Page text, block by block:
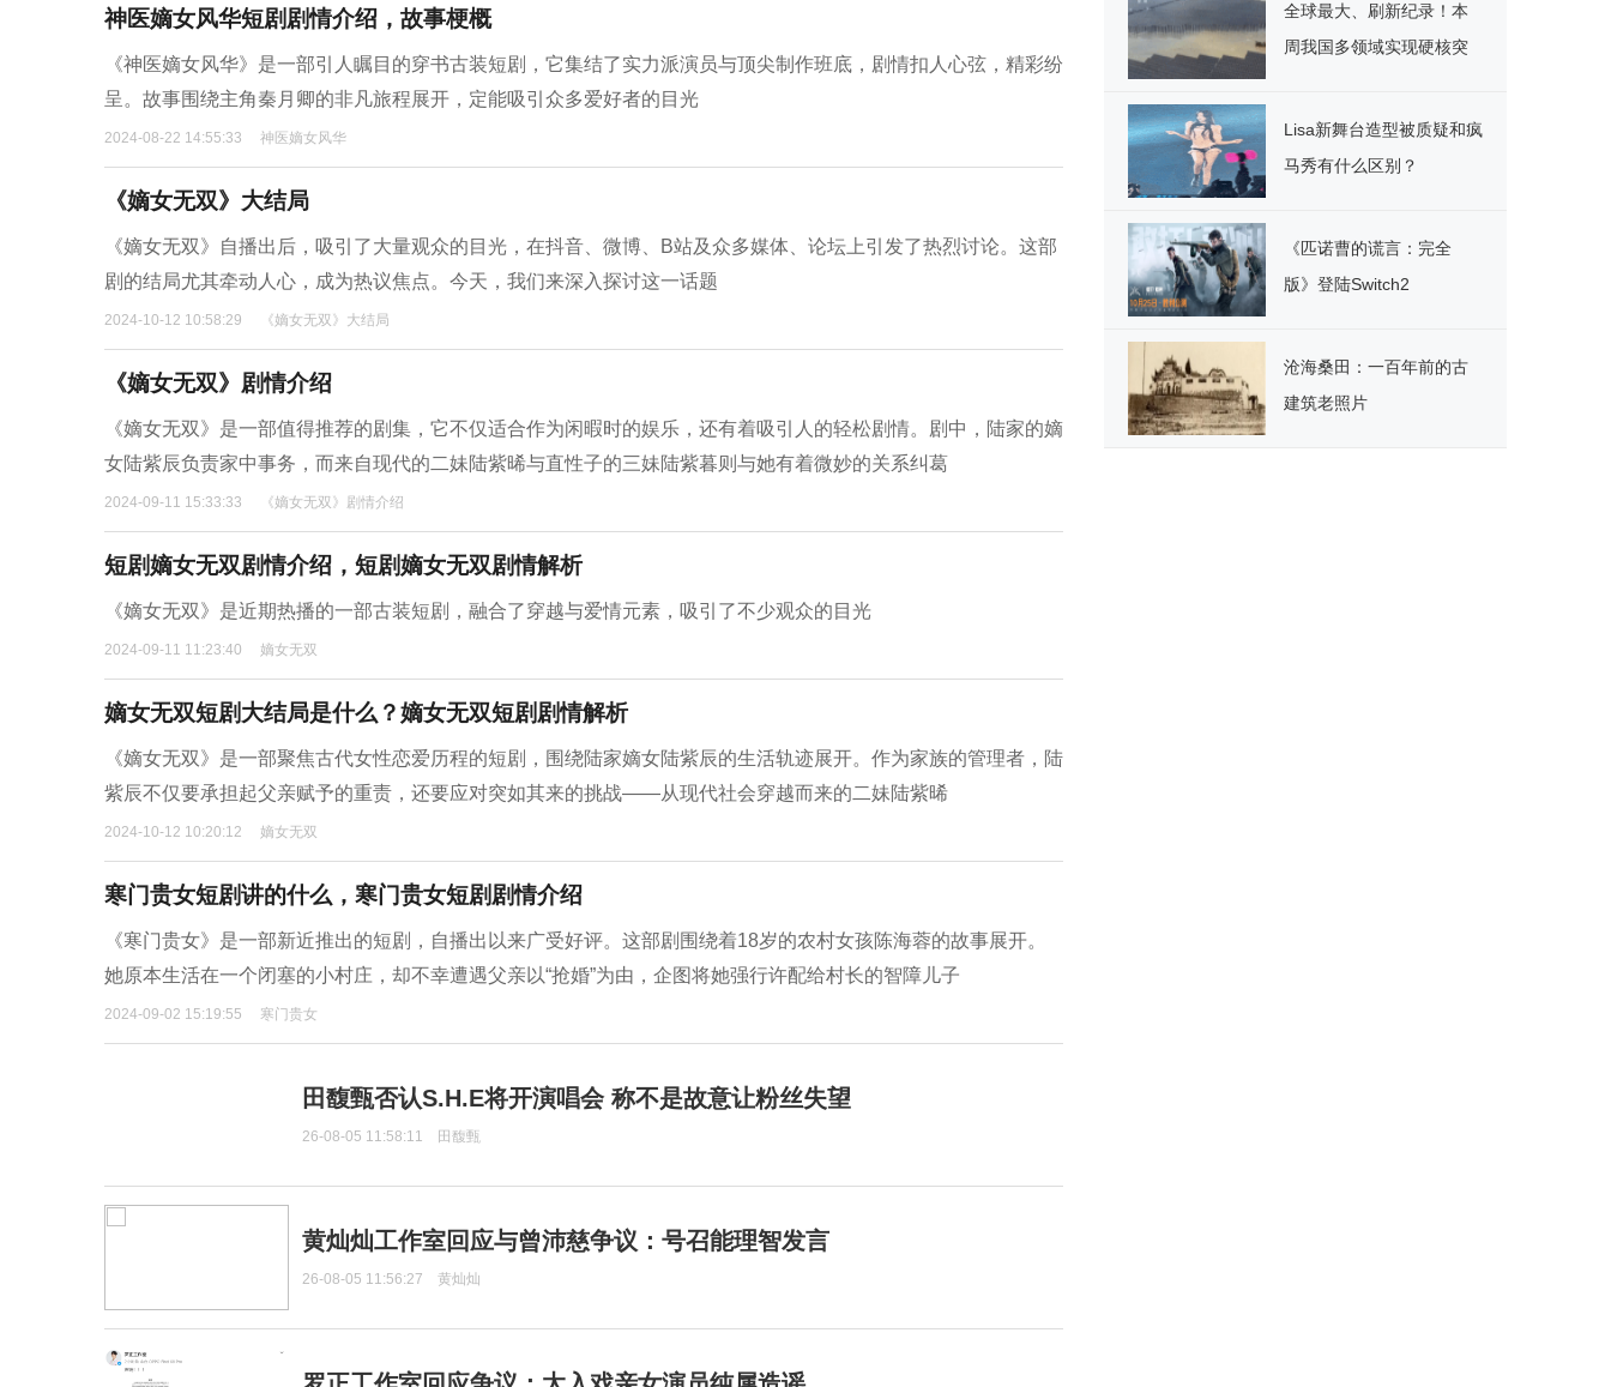
神医嫡女风华短剧剧情介绍，故事梗概
《神医嫡女风华》是一部引人瞩目的穿书古装短剧，它集结了实力派演员与顶尖制作班底，剧情扣人心弦，精彩纷
呈。故事围绕主角秦月卿的非凡旅程展开，定能吸引众多爱好者的目光
2024-08-22 14:55:33 神医嫡女风华
《嫡女无双》大结局
《嫡女无双》自播出后，吸引了大量观众的目光，在抖音、微博、B站及众多媒体、论坛上引发了热烈讨论。这部
剧的结局尤其牵动人心，成为热议焦点。今天，我们来深入探讨这一话题
2024-10-12 10:58:29 《嫡女无双》大结局
《嫡女无双》剧情介绍
《嫡女无双》是一部值得推荐的剧集，它不仅适合作为闲暇时的娱乐，还有着吸引人的轻松剧情。剧中，陆家的嫡
女陆紫辰负责家中事务，而来自现代的二妹陆紫晞与直性子的三妹陆紫暮则与她有着微妙的关系纠葛
2024-09-11 15:33:33 《嫡女无双》剧情介绍
短剧嫡女无双剧情介绍，短剧嫡女无双剧情解析
《嫡女无双》是近期热播的一部古装短剧，融合了穿越与爱情元素，吸引了不少观众的目光
2024-09-11 11:23:40 嫡女无双
嫡女无双短剧大结局是什么？嫡女无双短剧剧情解析
《嫡女无双》是一部聚焦古代女性恋爱历程的短剧，围绕陆家嫡女陆紫辰的生活轨迹展开。作为家族的管理者，陆
紫辰不仅要承担起父亲赋予的重责，还要应对突如其来的挑战——从现代社会穿越而来的二妹陆紫晞
2024-10-12 10:20:12 嫡女无双
寒门贵女短剧讲的什么，寒门贵女短剧剧情介绍
《寒门贵女》是一部新近推出的短剧，自播出以来广受好评。这部剧围绕着18岁的农村女孩陈海蓉的故事展开。
她原本生活在一个闭塞的小村庄，却不幸遭遇父亲以“抢婚”为由，企图将她强行许配给村长的智障儿子
2024-09-02 15:19:55 寒门贵女
田馥甄否认S.H.E将开演唱会 称不是故意让粉丝失望
26-08-05 11:58:11 田馥甄
黄灿灿工作室回应与曾沛慈争议：号召能理智发言
26-08-05 11:56:27 黄灿灿
全球最大、刷新纪录！本
周我国多领域实现硬核突
Lisa新舞台造型被质疑和疯
马秀有什么区别？
《匹诺曹的谎言：完全
版》登陆Switch2
沧海桑田：一百年前的古
建筑老照片